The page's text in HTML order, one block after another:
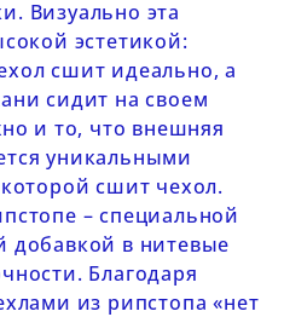
Визуально эта
эстетикой:
сшит идеально, а
сидит на своем
и то, что внешняя
уникальными
сшит чехол.
– специальной
добавкой в нитевые
Благодаря
из рипстопа «нет